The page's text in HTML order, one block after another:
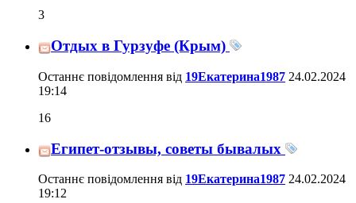
3
Отдых в Гурзуфе (Крым)
Останнє повідомлення від 19Екатерина1987 24.02.2024
19:14
16
Египет-отзывы, советы бывалых
Останнє повідомлення від 19Екатерина1987 24.02.2024
19:12